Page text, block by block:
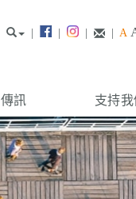
| | | A
訊 支持我